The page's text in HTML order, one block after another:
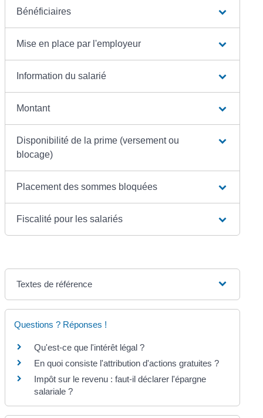
Bénéficiaires
Mise en place par l'employeur
Information du salarié
Montant
Disponibilité de la prime (versement ou
blocage)
Placement des sommes bloquées
Fiscalité pour les salariés
Textes de référence
Questions ? Réponses !
Qu'est-ce que l'intérêt légal ?
En quoi consiste l'attribution d'actions gratuites ?
Impôt sur le revenu : faut-il déclarer l'épargne
salariale ?